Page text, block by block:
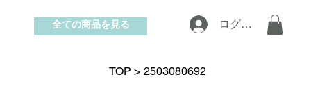
お問い合わせ
ログイン
全ての商品を見る
TOP > 2503080692